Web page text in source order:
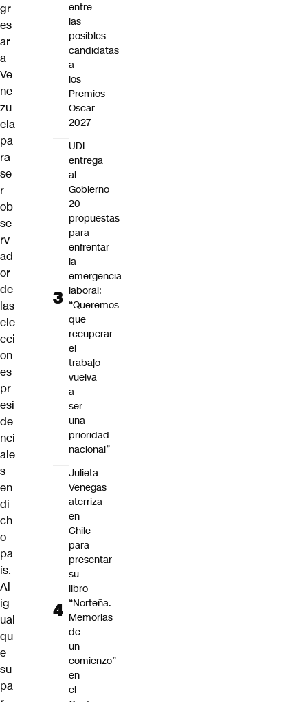
gr
es
ar
a
Ve
ne
zu
ela
pa
ra
se
r
ob
se
rv
ad
or
de
las
ele
cci
on
es
pr
esi
de
nci
ale
s
en
di
ch
o
pa
ís.
Al
ig
ual
qu
e
su
pa
entre
las
posibles
candidatas
a
los
Premios
Oscar
2027
UDI
entrega
al
Gobierno
20
propuestas
para
enfrentar
la
emergencia
laboral:
“Queremos
que
recuperar
el
trabajo
vuelva
a
ser
una
prioridad
nacional”
Julieta
Venegas
aterriza
en
Chile
para
presentar
su
libro
“Norteña.
Memorias
de
un
comienzo”
en
el